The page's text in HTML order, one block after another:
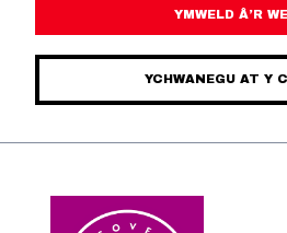
YMWELD Â’R
YCHWANEGU AT Y